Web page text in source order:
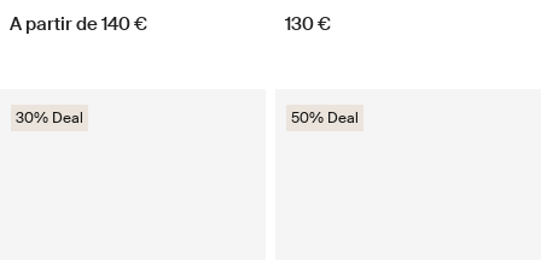
A partir de 140 € 130 €
30% Deal 50% Deal